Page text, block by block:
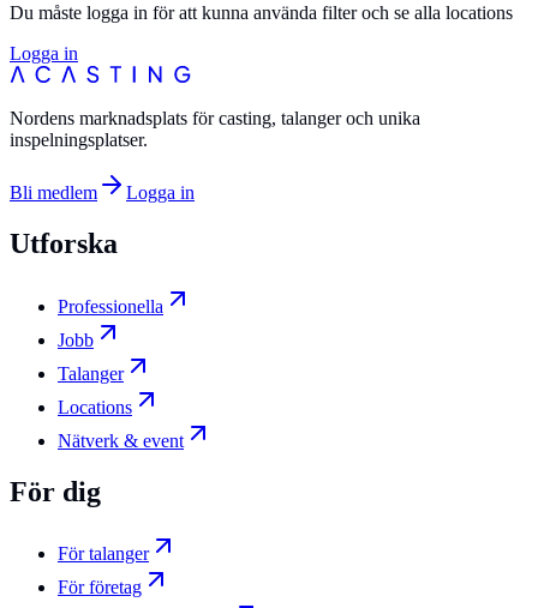
Du måste logga in för att kunna använda filter och se alla locations
Logga in
Nordens marknadsplats för casting, talanger och unika
inspelningsplatser.
Bli medlem Logga in
Utforska
Professionella
Jobb
Talanger
Locations
Nätverk & event
För dig
För talanger
För företag